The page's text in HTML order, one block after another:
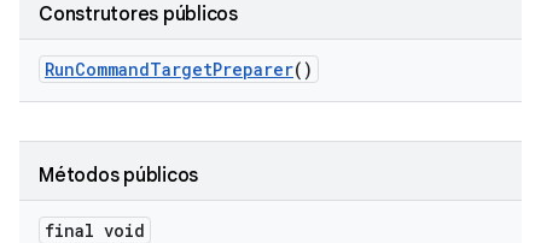
Construtores públicos
RunCommandTargetPreparer()
Métodos públicos
final void